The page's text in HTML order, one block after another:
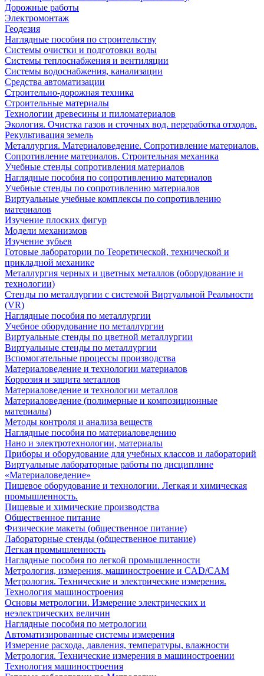
Дорожные работы
Электромонтаж
Геодезия
Наглядные пособия по строительству
Системы очистки и подготовки воды
Системы теплоснабжения и вентиляции
Системы водоснабжения, канализации
Средства автоматизации
Строительно-дорожная техника
Строительные материалы
Технологии древесины и пиломатериалов
Экология. Очистка газов и сточных вод. переработка отходов.
Рекультивация земель
Металлургия. Материаловедение. Сопротивление материалов.
Сопротивление материалов. Строительная механика
Учебные стенды сопротивления материалов
Наглядные пособия по сопротивлению материалов
Учебные стенды по сопротивлению материалов
Виртуальные учебные комплексы по сопротивлению
материалов
Изучение плоских фигур
Модели механизмов
Изучение зубьев
Готовые лаборатории по Теоретической, технической и
прикладной механике
Металлургия черных и цветных металлов (оборудование и
технологии)
Cтенды по металлургии с системой Виртуальной Реальности
(VR)
Наглядные пособия по металлургии
Учебное оборудование по металлургии
Виртуальные стенды по цветной металлургии
Виртуальные стенды по металлургии
Вспомогательные процессы производства
Материаловедение и технологии материалов
Коррозия и защита металлов
Материаловедение и технологии металлов
Материаловедение (полимерные и композиционные
материалы)
Методы контроля и анализа веществ
Наглядные пособия по материаловедению
Нано и электротехнологии, материалы
Приборы и оборудование для учебных классов и лабораторий
Виртуальные лабораторные работы по дисциплине
«Материаловедение»
Пищевое оборудование и технологии. Легкая и химическая
промышленность.
Пищевые и химические производства
Общественное питание
Физические макеты (общественное питание)
Лабораторные стенды (общественное питание)
Легкая промышленность
Наглядные пособия по легкой промышленности
Метрология, измерения, машиностроение и CAD/CAM
Метрология. Технические и электрические измерения.
Технология машиностроения
Основы метрологии. Измерение электрических и
неэлектрических величин
Наглядные пособия по метрологии
Автоматизированные системы измерения
Измерение расхода, давления, температуры, влажности
Метрология. Технические измерения в машиностроении
Технология машиностроения